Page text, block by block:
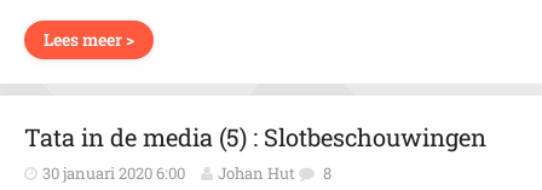
Lees meer >
Tata in de media (5) : Slotbeschouwingen
30 januari 2020 6:00 Johan Hut 8